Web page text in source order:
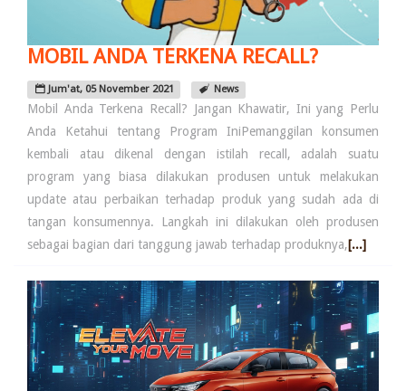
MOBIL ANDA TERKENA RECALL?
Jum'at, 05 November 2021 News
Mobil Anda Terkena Recall? Jangan Khawatir, Ini yang Perlu
Anda Ketahui tentang Program IniPemanggilan konsumen
kembali atau dikenal dengan istilah recall, adalah suatu
program yang biasa dilakukan produsen untuk melakukan
update atau perbaikan terhadap produk yang sudah ada di
tangan konsumennya. Langkah ini dilakukan oleh produsen
sebagai bagian dari tanggung jawab terhadap produknya,[...]